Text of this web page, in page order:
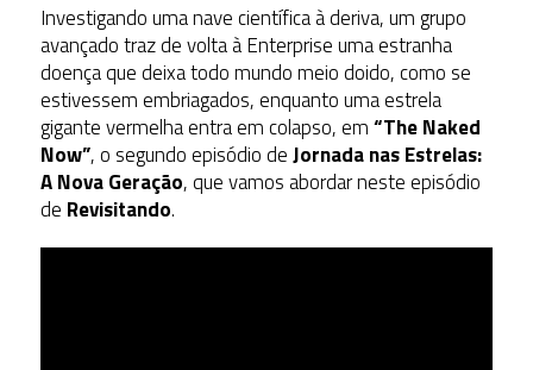
Investigando uma nave científica à deriva, um grupo
avançado traz de volta à Enterprise uma estranha
doença que deixa todo mundo meio doido, como se
estivessem embriagados, enquanto uma estrela
gigante vermelha entra em colapso, em“The Naked
Now”, o segundo episódio deJornada nas Estrelas:
A Nova Geração, que vamos abordar neste episódio
de Revisitando.